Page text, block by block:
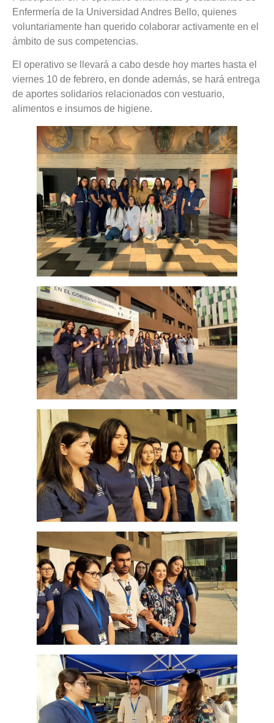
Enfermería de la Universidad Andres Bello, quienes
voluntariamente han querido colaborar activamente en el
ámbito de sus competencias.
El operativo se llevará a cabo desde hoy martes hasta el
viernes 10 de febrero, en donde además, se hará entrega
de aportes solidarios relacionados con vestuario,
alimentos e insumos de higiene.